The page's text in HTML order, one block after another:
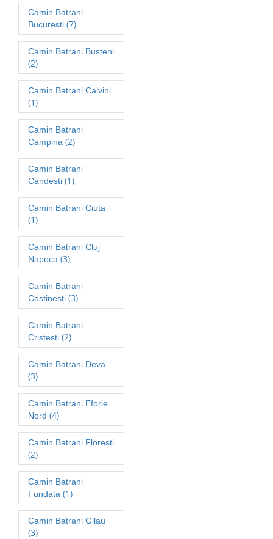
Camin Batrani
Bucuresti (7)
Camin Batrani Busteni
(2)
Camin Batrani Calvini
(1)
Camin Batrani
Campina (2)
Camin Batrani
Candesti (1)
Camin Batrani Ciuta
(1)
Camin Batrani Cluj
Napoca (3)
Camin Batrani
Costinesti (3)
Camin Batrani
Cristesti (2)
Camin Batrani Deva
(3)
Camin Batrani Eforie
Nord (4)
Camin Batrani Floresti
(2)
Camin Batrani
Fundata (1)
Camin Batrani Gilau
(3)